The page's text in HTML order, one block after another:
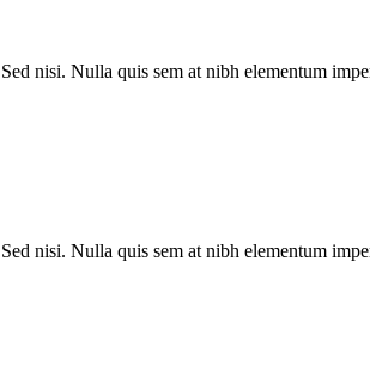
nisi. Nulla quis sem at nibh elementum
nisi. Nulla quis sem at nibh elementum